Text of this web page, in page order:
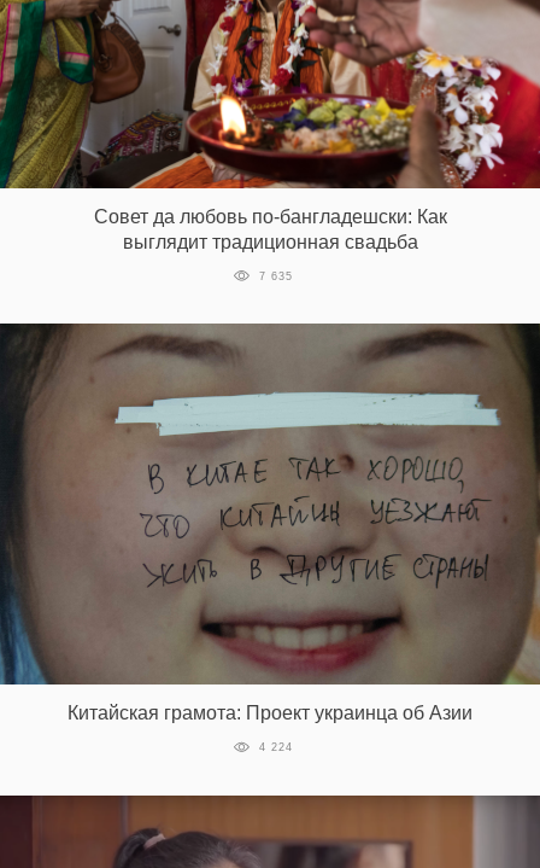
Совет да любовь по-бангладешски: Как
выглядит традиционная свадьба
7 635
Китайская грамота: Проект украинца об Азии
4 224